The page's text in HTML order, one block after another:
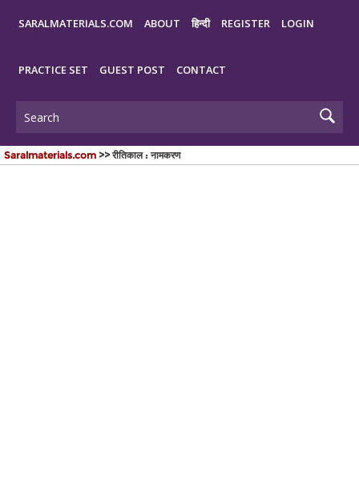
SARALMATERIALS.COM ABOUT हिन्दी REGISTER LOGIN
PRACTICE SET GUEST POST CONTACT
Saralmaterials.com >> रीतिकाल : नामकरण